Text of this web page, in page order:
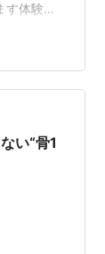
す体験頂
て “薬 に
子１２歳 ■
ぽいこと
はじめま
見直した
い“骨1